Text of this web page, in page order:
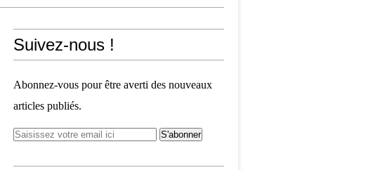
Suivez-nous !
Abonnez-vous pour être averti des nouveaux
articles publiés.